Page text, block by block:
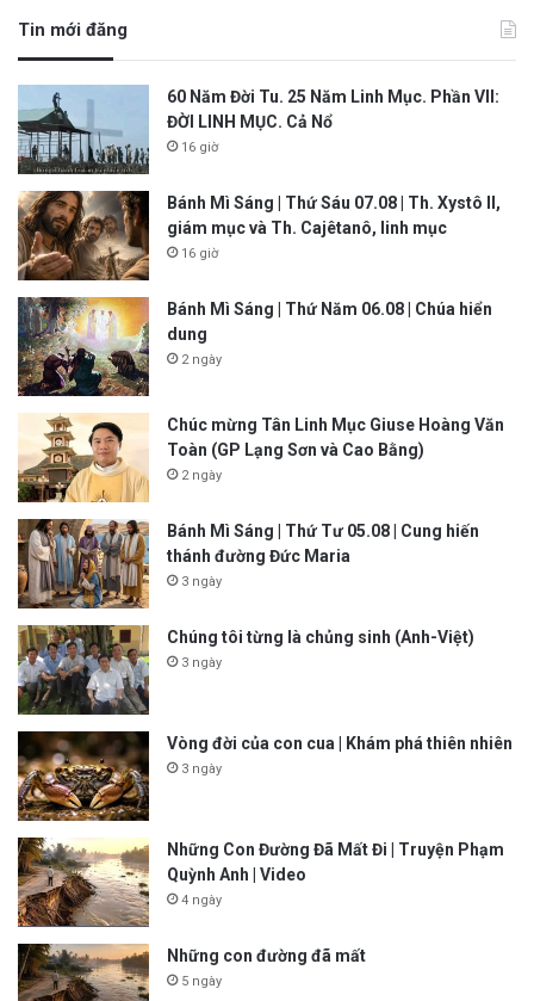
Tin mới đăng
60 Năm Đời Tu. 25 Năm Linh Mục. Phần VII:
ĐỜI LINH MỤC. Cả Nổ
16 giờ
Bánh Mì Sáng | Thứ Sáu 07.08 | Th. Xystô II,
giám mục và Th. Cajêtanô, linh mục
16 giờ
Bánh Mì Sáng | Thứ Năm 06.08 | Chúa hiển
dung
2 ngày
Chúc mừng Tân Linh Mục Giuse Hoàng Văn
Toàn (GP Lạng Sơn và Cao Bằng)
2 ngày
Bánh Mì Sáng | Thứ Tư 05.08 | Cung hiến
thánh đường Đức Maria
3 ngày
Chúng tôi từng là chủng sinh (Anh-Việt)
3 ngày
Vòng đời của con cua | Khám phá thiên nhiên
3 ngày
Những Con Đường Đã Mất Đi | Truyện Phạm
Quỳnh Anh | Video
4 ngày
Những con đường đã mất
5 ngày